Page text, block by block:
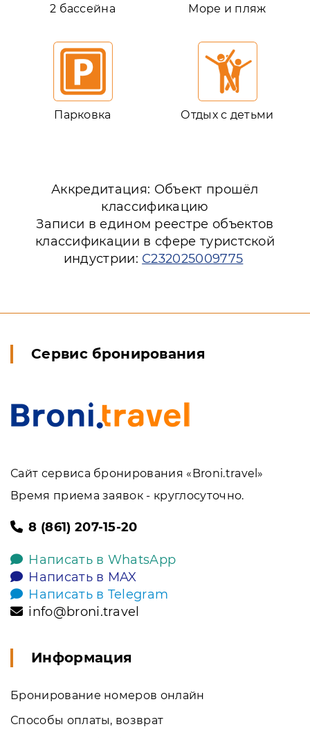
2 бассейна Море и пляж
Парковка Отдых с детьми
Аккредитация: Объект прошёл
классификацию
Записи в едином реестре объектов
классификации в сфере туристской
индустрии: С232025009775
Сервис бронирования
Сайт сервиса бронирования «Broni.travel»
Время приема заявок - круглосуточно.
8 (861) 207-15-20
Написать в WhatsApp
Написать в MAX
Написать в Telegram
info@broni.travel
Информация
Бронирование номеров онлайн
Способы оплаты, возврат